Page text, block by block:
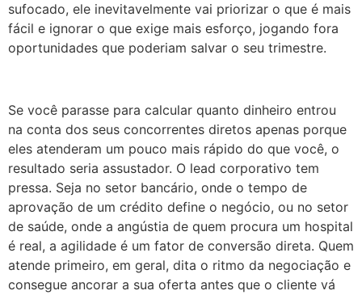
sufocado, ele inevitavelmente vai priorizar o que é mais
fácil e ignorar o que exige mais esforço, jogando fora
oportunidades que poderiam salvar o seu trimestre.
Se você parasse para calcular quanto dinheiro entrou
na conta dos seus concorrentes diretos apenas porque
eles atenderam um pouco mais rápido do que você, o
resultado seria assustador. O lead corporativo tem
pressa. Seja no setor bancário, onde o tempo de
aprovação de um crédito define o negócio, ou no setor
de saúde, onde a angústia de quem procura um hospital
é real, a agilidade é um fator de conversão direta. Quem
atende primeiro, em geral, dita o ritmo da negociação e
consegue ancorar a sua oferta antes que o cliente vá